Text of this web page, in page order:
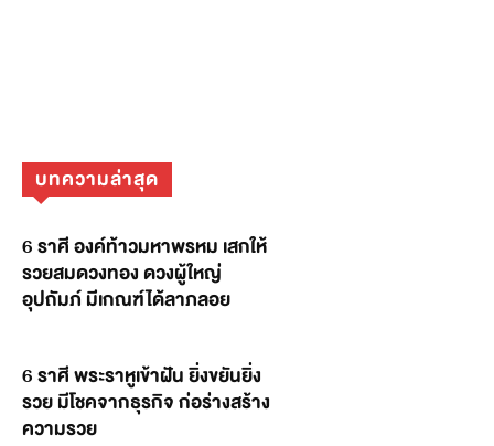
บทความล่าสุด
6 ราศี องค์ท้าวมหาพรหม เสกให้
รวยสมดวงทอง ดวงผู้ใหญ่
อุปถัมภ์ มีเกณฑ์ได้ลาภลอย
6 ราศี พระราหูเข้าฝัน ยิ่งขยันยิ่ง
รวย มีโชคจากธุรกิจ ก่อร่างสร้าง
ความรวย